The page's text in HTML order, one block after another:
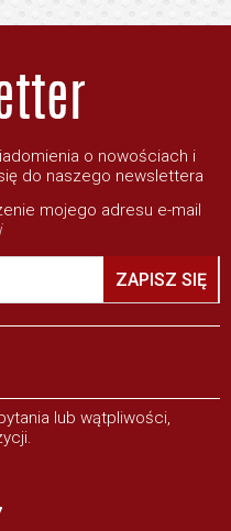
o nowościach i
do naszego newslettera
mojego adresu e-mail
ZAPISZ SIĘ
lub wątpliwości,